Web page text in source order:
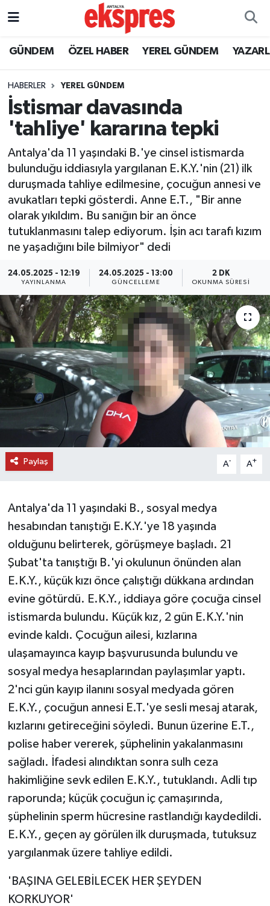
GÜNDEM ÖZEL HABER YEREL GÜNDEM
HABERLER YEREL GÜNDEM
İstismar davasında
'tahliye' kararına tepki
Antalya'da 11 yaşındaki B.'ye cinsel istismarda
bulunduğu iddiasıyla yargılanan E.K.Y.'nin (21) ilk
duruşmada tahliye edilmesine, çocuğun annesi ve
avukatları tepki gösterdi. Anne E.T., "Bir anne
olarak yıkıldım. Bu sanığın bir an önce
tutuklanmasını talep ediyorum. İşin acı tarafı kızım
ne yaşadığını bile bilmiyor" dedi
24.05.2025 - 12:19
YAYINLANMA
24.05.2025 - 13:00
GÜNCELLEME
2 DK
OKUNMA SÜRESI
Paylaş A- A+
Antalya'da 11 yaşındaki B., sosyal medya
hesabından tanıştığı E.K.Y.'ye 18 yaşında
olduğunu belirterek, görüşmeye başladı. 21
Şubat'ta tanıştığı B.'yi okulunun önünden alan
E.K.Y., küçük kızı önce çalıştığı dükkana ardından
evine götürdü. E.K.Y., iddiaya göre çocuğa cinsel
istismarda bulundu. Küçük kız, 2 gün E.K.Y.'nin
evinde kaldı. Çocuğun ailesi, kızlarına
ulaşamayınca kayıp başvurusunda bulundu ve
sosyal medya hesaplarından paylaşımlar yaptı.
2'nci gün kayıp ilanını sosyal medyada gören
E.K.Y., çocuğun annesi E.T.'ye sesli mesaj atarak,
kızlarını getireceğini söyledi. Bunun üzerine E.T.,
polise haber vererek, şüphelinin yakalanmasını
sağladı. İfadesi alındıktan sonra sulh ceza
hakimliğine sevk edilen E.K.Y., tutuklandı. Adli tıp
raporunda; küçük çocuğun iç çamaşırında,
şüphelinin sperm hücresine rastlandığı kaydedildi.
E.K.Y., geçen ay görülen ilk duruşmada, tutuksuz
yargılanmak üzere tahliye edildi.
'BAŞINA GELEBİLECEK HER ŞEYDEN
KORKUYOR'
ÖZEL HABER
YEREL GÜNDEM
EKONOMİ
KÜLTÜR - SANAT
SPOR
SİYASET
EĞİTİM
TURİZM
RÖPORTAJ
VİDEO HABERLER
YAZARLAR
MAGAZİN
Nöbetçi Eczaneler
Trafik Durumu
Süper Lig Puan Durumu ve Fikstür
Tüm Manşetler
Son Dakika Haberleri
Haber Arşivi